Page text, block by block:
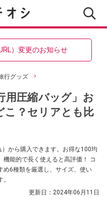
）変更のお知らせ
行グッズ
用圧縮バッグ」お
こ？セリアとも比
から購入できます。お得な100均
能的で長く使えると高評価！ コ
め6種類を厳選し、サイズ、使い
更新日： 2024年06月11日